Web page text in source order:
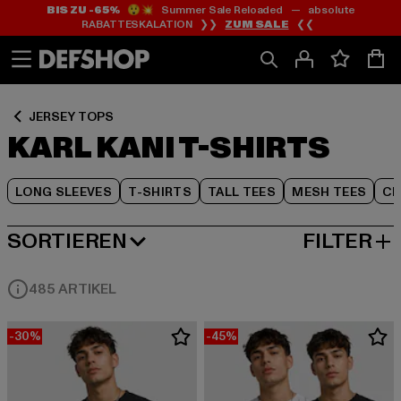
Zum
Inhalt
springen
Zum
Fußzeile
springen
BIS ZU -65%😲💥 Summer Sale Reloaded — absolute
RABATTESKALATION ❯❯ ZUM SALE ❮❮
JERSEY TOPS
KARL KANI T-SHIRTS
LONG SLEEVES T-SHIRTS TALL TEES MESH TEES
Zum
Produktraster
springen
SORTIEREN
BELIEBTESTE FILTER
485 ARTIKEL
-30% -45%